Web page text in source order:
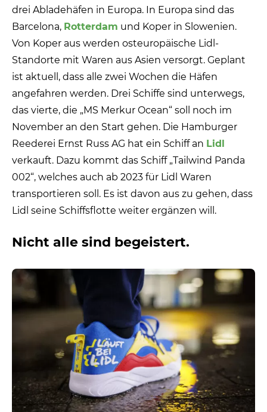
drei Abladehäfen in Europa. In Europa sind das
Barcelona, Rotterdam und Koper in Slowenien.
Von Koper aus werden osteuropäische Lidl-
Standorte mit Waren aus Asien versorgt. Geplant
ist aktuell, dass alle zwei Wochen die Häfen
angefahren werden. Drei Schiffe sind unterwegs,
das vierte, die „MS Merkur Ocean“ soll noch im
November an den Start gehen. Die Hamburger
Reederei Ernst Russ AG hat ein Schiff an Lidl
verkauft. Dazu kommt das Schiff „Tailwind Panda
002“, welches auch ab 2023 für Lidl Waren
transportieren soll. Es ist davon aus zu gehen, dass
Lidl seine Schiffsflotte weiter ergänzen will.
Nicht alle sind begeistert.